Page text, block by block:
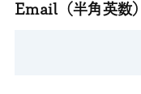
Email（半角英数）